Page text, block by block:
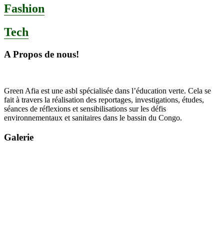
Fashion
Tech
A Propos de nous!
Green Afia est une asbl spécialisée dans l’éducation verte. Cela se
fait à travers la réalisation des reportages, investigations, études,
séances de réflexions et sensibilisations sur les défis
environnementaux et sanitaires dans le bassin du Congo.
Galerie